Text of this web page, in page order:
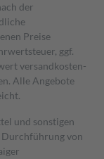
der
Preise
ggf.
versand­kosten­
Alle Angebote
und sonstigen
von